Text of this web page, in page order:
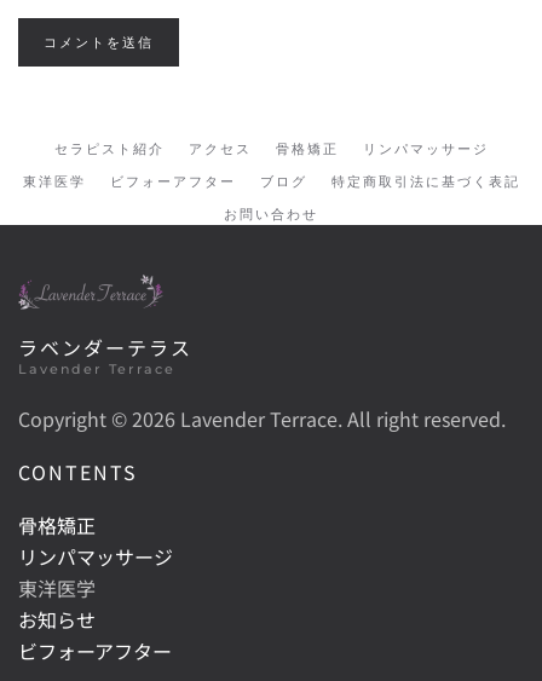
コメントを送信
セラピスト紹介 アクセス 骨格矯正
リンパマッサージ
東洋医学
ビフォーアフター ブログ
特定商取引法に基づく表記
お問い合わせ
ラベンダーテラス
Lavender Terrace
Copyright ©2026 Lavender Terrace. All right reserved.
CONTENTS
骨格矯正
リンパマッサージ
東洋医学
お知らせ
ビフォーアフター